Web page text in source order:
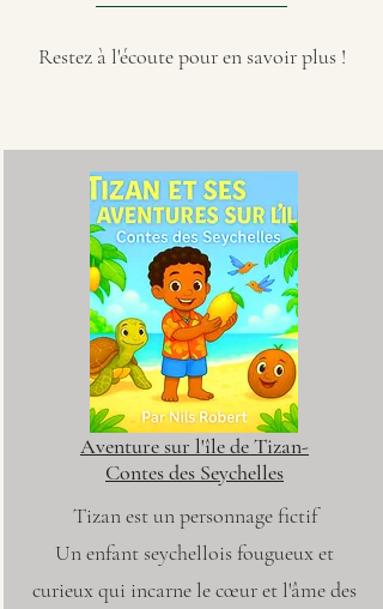
Restez à l'écoute pour en savoir plus !
Aventure sur l'île de Tizan-
Contes des Seychelles
Tizan est un personnage fictif
Un enfant seychellois fougueux et
curieux qui incarne le cœur et l'âme des